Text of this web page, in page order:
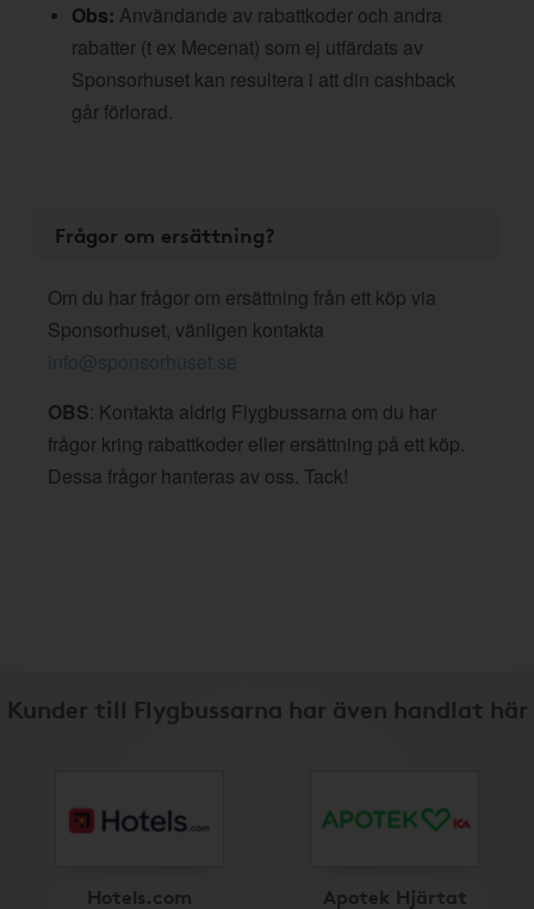
Obs: Användande av rabattkoder och andra
rabatter (t ex Mecenat) som ej utfärdats av
Sponsorhuset kan resultera i att din cashback
går förlorad.
Frågor om ersättning?
Om du har frågor om ersättning från ett köp via
Sponsorhuset, vänligen kontakta
info@sponsorhuset.se
OBS: Kontakta aldrig Flygbussarna om du har
frågor kring rabattkoder eller ersättning på ett köp.
Dessa frågor hanteras av oss. Tack!
Kunder till Flygbussarna har även handlat här
Hotels.com Apotek Hjärtat